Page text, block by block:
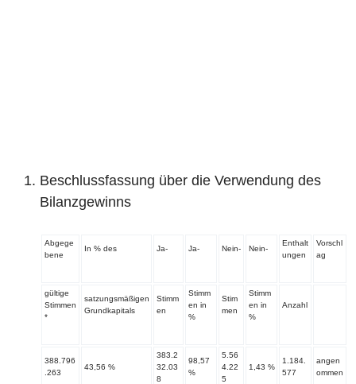
‌Beschlussfassung über die Verwendung des
Bilanzgewinns
Abgege
bene
In % des Ja- Ja- Nein- Nein-
Enthalt
ungen
Vorschl
ag
gültige
Stimmen
*
satzungsmäßigen
Grundkapitals
Stimm
en
Stimm
en in
%
Stim
men
Stimm
en in
%
Anzahl
388.796
.263
43,56 %
383.2
32.03
8
98,57
%
5.56
4.22
5
1,43 %
1.184.
577
angen
ommen